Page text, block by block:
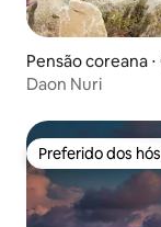
Pensão coreana
ang-si
Daon Nuri
Preferido dos
Preferido dos